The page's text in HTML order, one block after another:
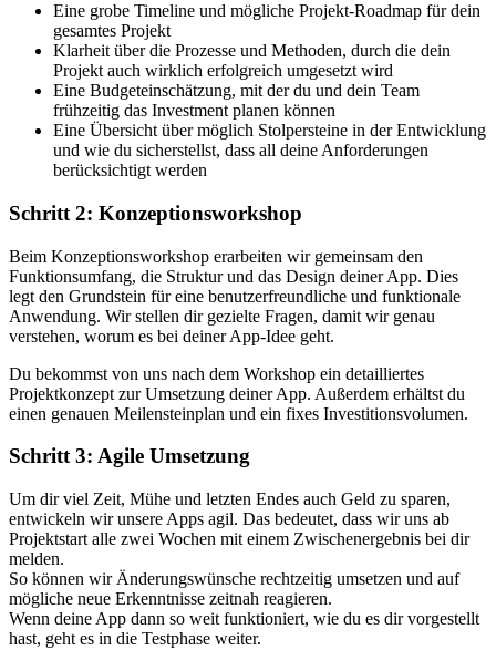
Eine grobe Timeline und mögliche Projekt-Roadmap für dein
gesamtes Projekt
Klarheit über die Prozesse und Methoden, durch die dein
Projekt auch wirklich erfolgreich umgesetzt wird
Eine Budgeteinschätzung, mit der du und dein Team
frühzeitig das Investment planen können
Eine Übersicht über möglich Stolpersteine in der Entwicklung
und wie du sicherstellst, dass all deine Anforderungen
berücksichtigt werden
Schritt 2: Konzeptionsworkshop
Beim Konzeptionsworkshop erarbeiten wir gemeinsam den
Funktionsumfang, die Struktur und das Design deiner App. Dies
legt den Grundstein für eine benutzerfreundliche und funktionale
Anwendung. Wir stellen dir gezielte Fragen, damit wir genau
verstehen, worum es bei deiner App-Idee geht.
Du bekommst von uns nach dem Workshop ein detailliertes
Projektkonzept zur Umsetzung deiner App. Außerdem erhältst du
einen genauen Meilensteinplan und ein fixes Investitionsvolumen.
Schritt 3: Agile Umsetzung
Um dir viel Zeit, Mühe und letzten Endes auch Geld zu sparen,
entwickeln wir unsere Apps agil. Das bedeutet, dass wir uns ab
Projektstart alle zwei Wochen mit einem Zwischenergebnis bei dir
melden.
So können wir Änderungswünsche rechtzeitig umsetzen und auf
mögliche neue Erkenntnisse zeitnah reagieren.
Wenn deine App dann so weit funktioniert, wie du es dir vorgestellt
hast, geht es in die Testphase weiter.